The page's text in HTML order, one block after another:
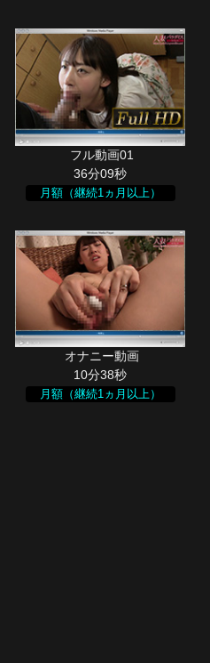
36分09秒
月額（継続1ヵ月以上）
10分38秒
月額（継続1ヵ月以上）